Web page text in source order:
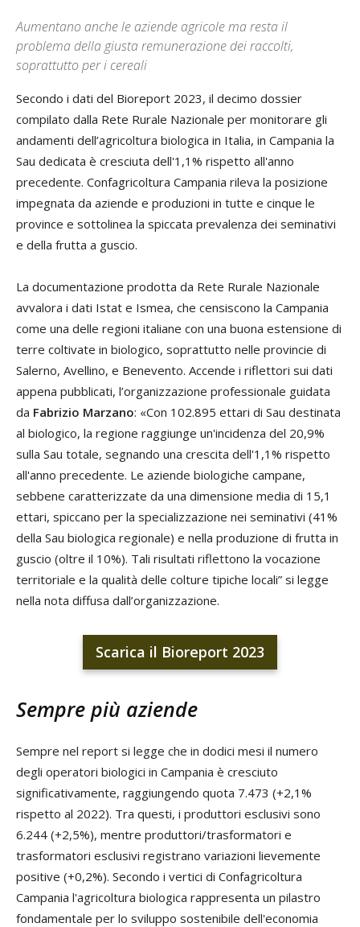
Aumentano anche le aziende agricole ma resta il
problema della giusta remunerazione dei raccolti,
soprattutto per i cereali
Secondo i dati del Bioreport 2023, il decimo dossier
compilato dalla Rete Rurale Nazionale per monitorare gli
andamenti dell’agricoltura biologica in Italia, in Campania la
Sau dedicata è cresciuta dell'1,1% rispetto all'anno
precedente. Confagricoltura Campania rileva la posizione
impegnata da aziende e produzioni in tutte e cinque le
province e sottolinea la spiccata prevalenza dei seminativi
e della frutta a guscio.
La documentazione prodotta da Rete Rurale Nazionale
avvalora i dati Istat e Ismea, che censiscono la Campania
come una delle regioni italiane con una buona estensione di
terre coltivate in biologico, soprattutto nelle provincie di
Salerno, Avellino, e Benevento. Accende i riflettori sui dati
appena pubblicati, l’organizzazione professionale guidata
da Fabrizio Marzano: «Con 102.895 ettari di Sau destinata
al biologico, la regione raggiunge un'incidenza del 20,9%
sulla Sau totale, segnando una crescita dell'1,1% rispetto
all'anno precedente. Le aziende biologiche campane,
sebbene caratterizzate da una dimensione media di 15,1
ettari, spiccano per la specializzazione nei seminativi (41%
della Sau biologica regionale) e nella produzione di frutta in
guscio (oltre il 10%). Tali risultati riflettono la vocazione
territoriale e la qualità delle colture tipiche locali” si legge
nella nota diffusa dall’organizzazione.
Scarica il Bioreport 2023
Sempre più aziende
Sempre nel report si legge che in dodici mesi il numero
degli operatori biologici in Campania è cresciuto
significativamente, raggiungendo quota 7.473 (+2,1%
rispetto al 2022). Tra questi, i produttori esclusivi sono
6.244 (+2,5%), mentre produttori/trasformatori e
trasformatori esclusivi registrano variazioni lievemente
positive (+0,2%). Secondo i vertici di Confagricoltura
Campania l'agricoltura biologica rappresenta un pilastro
fondamentale per lo sviluppo sostenibile dell'economia